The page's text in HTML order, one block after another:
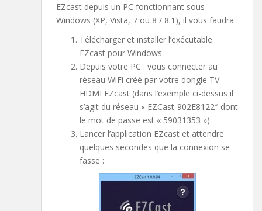
EZcast depuis un PC fonctionnant sous
Windows (XP, Vista, 7 ou 8 / 8.1), il vous faudra :
Télécharger et installer l’exécutable
EZcast pour Windows
Depuis votre PC : vous connecter au
réseau WiFi créé par votre dongle TV
HDMI EZcast (dans l’exemple ci-dessus il
s’agit du réseau « EZCast-902E8122″ dont
le mot de passe est « 59031353 »)
Lancer l’application EZcast et attendre
quelques secondes que la connexion se
fasse :